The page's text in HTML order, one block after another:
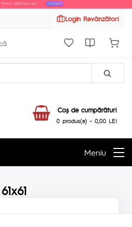
Login Revânzători
Coş de cumpărături
0 produs(e) - 0,00 LEI
Meniu